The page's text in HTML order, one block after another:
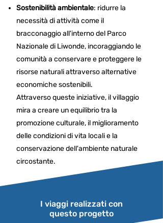
Sostenibilità ambientale: ridurre la
necessità di attività come il
bracconaggio all'interno del Parco
Nazionale di Liwonde, incoraggiando le
comunità a conservare e proteggere le
risorse naturali attraverso alternative
economiche sostenibili. ​
Attraverso queste iniziative, il villaggio
mira a creare un equilibrio tra la
promozione culturale, il miglioramento
delle condizioni di vita locali e la
conservazione dell'ambiente naturale
circostante.
I viaggi realizzati con
questo progetto